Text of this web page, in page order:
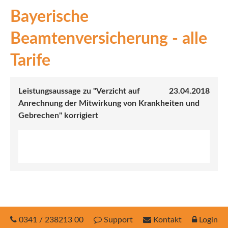
INEX
Sach
Leben
Investment
Bayerische
Beamtenversicherung - alle
Tarife
23.04.2018
Leistungsaussage zu "Verzicht auf
Anrechnung der Mitwirkung von Krankheiten und
Gebrechen" korrigiert
0341 / 238213 00 Support Kontakt Login